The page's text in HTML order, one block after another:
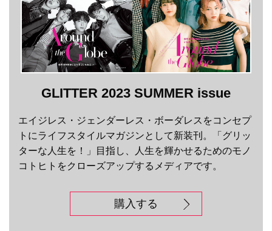
GLITTER 2023 SUMMER issue
エイジレス・ジェンダーレス・ボーダレスをコンセプ
トにライフスタイルマガジンとして新装刊。「グリッ
ターな人生を！」目指し、人生を輝かせるためのモノ
コトヒトをクローズアップするメディアです。
購入する